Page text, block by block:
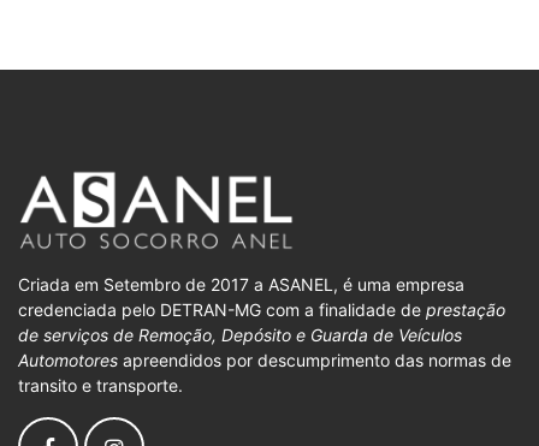
Criada em Setembro de 2017 a ASANEL, é uma empresa
credenciada pelo DETRAN-MG com a finalidade de prestação
de serviços de Remoção, Depósito e Guarda de Veículos
Automotores apreendidos por descumprimento das normas de
transito e transporte.